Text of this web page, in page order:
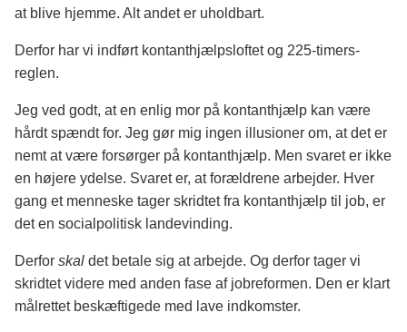
at blive hjemme. Alt andet er uholdbart.
Derfor har vi indført kontanthjælpsloftet og 225-timers-
reglen.
Jeg ved godt, at en enlig mor på kontanthjælp kan være
hårdt spændt for. Jeg gør mig ingen illusioner om, at det er
nemt at være forsørger på kontanthjælp. Men svaret er ikke
en højere ydelse. Svaret er, at forældrene arbejder. Hver
gang et menneske tager skridtet fra kontanthjælp til job, er
det en socialpolitisk landevinding.
Derfor skal det betale sig at arbejde. Og derfor tager vi
skridtet videre med anden fase af jobreformen. Den er klart
målrettet beskæftigede med lave indkomster.